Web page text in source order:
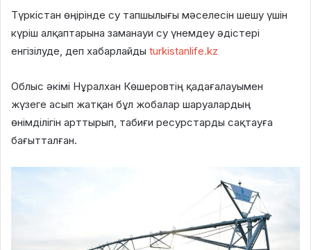
Түркістан өңірінде су тапшылығы мәселесін шешу үшін
күріш алқаптарына заманауи су үнемдеу әдістері
енгізілуде, деп хабарлайды turkistanlife.kz
Облыс әкімі Нұралхан Көшеровтің қадағалауымен
жүзеге асып жатқан бұл жобалар шаруалардың
өнімділігін арттырып, табиғи ресурстарды сақтауға
бағытталған.